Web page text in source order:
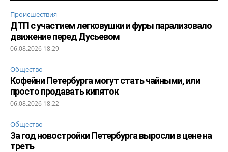
Происшествия
ДТП с участием легковушки и фуры парализовало
движение перед Дусьевом
06.08.2026 18:29
Общество
Кофейни Петербурга могут стать чайными, или
просто продавать кипяток
06.08.2026 18:22
Общество
За год новостройки Петербурга выросли в цене на
треть